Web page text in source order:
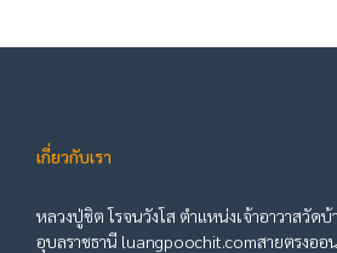
เกี่ยวกับเรา
หลวงปู่ชิต โรจนวังโส ตำแหน่งเจ้าอาวาสวัด
อุบลราชธานี luangpoochit.comสายตรงอ